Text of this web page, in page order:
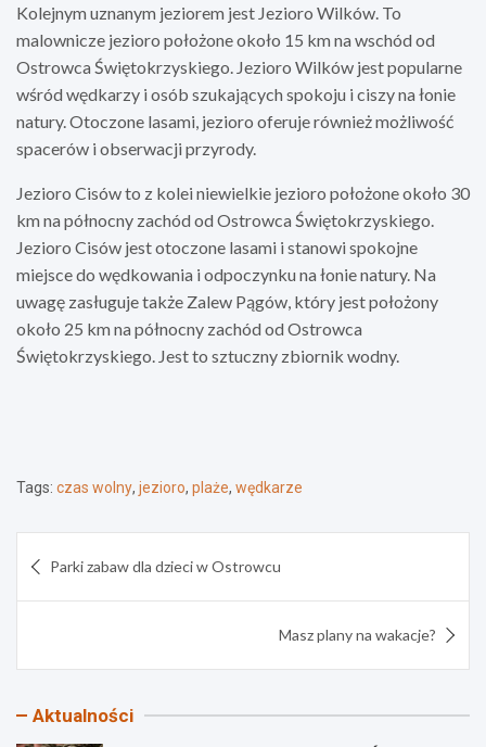
Kolejnym uznanym jeziorem jest Jezioro Wilków. To
malownicze jezioro położone około 15 km na wschód od
Ostrowca Świętokrzyskiego. Jezioro Wilków jest popularne
wśród wędkarzy i osób szukających spokoju i ciszy na łonie
natury. Otoczone lasami, jezioro oferuje również możliwość
spacerów i obserwacji przyrody.
Jezioro Cisów to z kolei niewielkie jezioro położone około 30
km na północny zachód od Ostrowca Świętokrzyskiego.
Jezioro Cisów jest otoczone lasami i stanowi spokojne
miejsce do wędkowania i odpoczynku na łonie natury. Na
uwagę zasługuje także Zalew Pągów, który jest położony
około 25 km na północny zachód od Ostrowca
Świętokrzyskiego. Jest to sztuczny zbiornik wodny.
Tags: czas wolny, jezioro, plaże, wędkarze
wpisu
Parki zabaw dla dzieci w Ostrowcu
Masz plany na wakacje?
Aktualności